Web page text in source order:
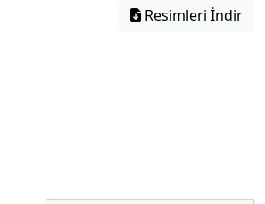
Resimleri İndir